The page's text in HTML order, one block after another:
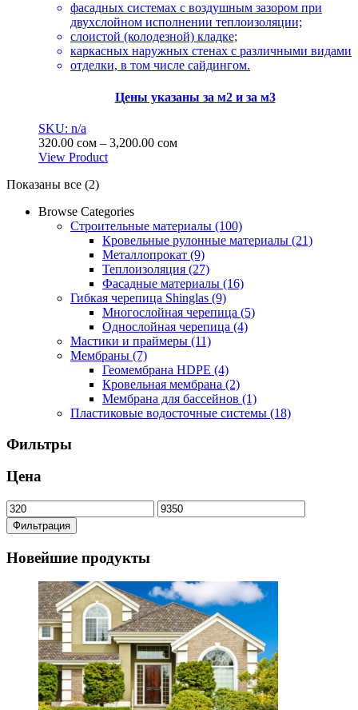
фасадных системах с воздушным зазором при
двухслойном исполнении теплоизоляции;
слоистой (колодезной) кладке;
каркасных наружных стенах с различными видами
отделки, в том числе сайдингом.
Цены указаны за м2 и за м3
SKU: n/a
320.00 сом – 3,200.00 сомДиапазон
View Product
товар
несколько
вариаций.
странице
Показаны все (2)
Browse Categories
Строительные материалы (100)
Кровельные рулонные материалы (21)
Металлопрокат (9)
Теплоизоляция (27)
Фасадные материалы (16)
Гибкая черепица Shinglas (9)
Многослойная черепица (5)
Однослойная черепица (4)
Мастики и праймеры (11)
Мембраны (7)
Геомембрана HDPE (4)
Кровельная мембрана (2)
Мембрана для бассейнов (1)
Пластиковые водосточные системы (18)
Фильтры
Цена
Минимальная
цена
Максимальная
цена
Фильтрация
Новейшие продукты